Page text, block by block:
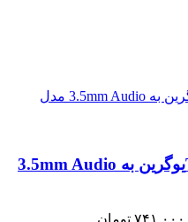
کابل تبدیل Type C Maleیوگرین به 3.5mm Audio
قیمت اصلی: ۷۴۱,۰۰۰ تومان